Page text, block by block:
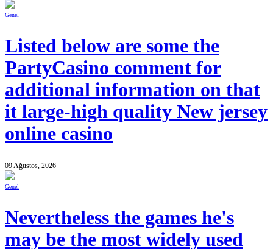
Genel
Listed below are some the
PartyCasino comment for
additional information on that
it large-high quality New jersey
online casino
09 Ağustos, 2026
Genel
Nevertheless the games he's
may be the most widely used